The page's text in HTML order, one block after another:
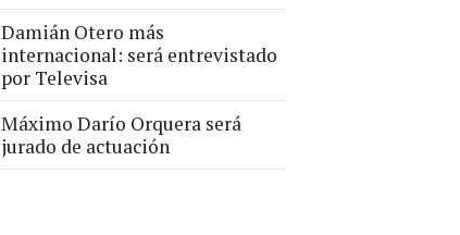
Damián Otero más
internacional: será entrevistado
por Televisa
Máximo Darío Orquera será
jurado de actuación